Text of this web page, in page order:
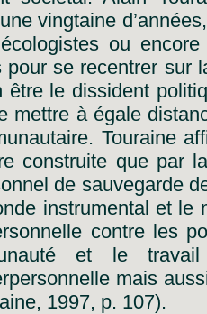
une vingtaine d’années,
écologistes ou encore
pour se recentrer sur
être le dissident
mettre à égale
Touraine
construite que par la
de sauvegarde
instrumental et le
contre les
et le
travail
mais
1997, p. 107).